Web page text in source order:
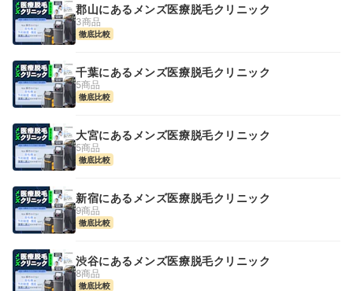
郡山にあるメンズ医療脱毛クリニック
3商品
徹底比較
千葉にあるメンズ医療脱毛クリニック
5商品
徹底比較
大宮にあるメンズ医療脱毛クリニック
5商品
徹底比較
新宿にあるメンズ医療脱毛クリニック
9商品
徹底比較
渋谷にあるメンズ医療脱毛クリニック
8商品
徹底比較